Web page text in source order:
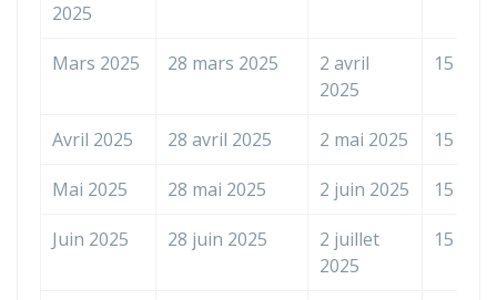
2025
Mars 2025 28 mars 2025
2 avril
2025
15
Avril 2025 28 avril 2025 2 mai 2025 15 mai
Mai 2025 28 mai 2025 2 juin 2025 15 juin
Juin 2025 28 juin 2025
2 juillet
2025
15